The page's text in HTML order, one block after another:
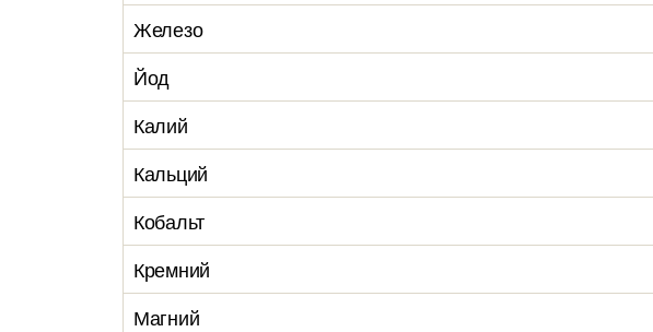
Железо
Йод
Калий
Кальций
Кобальт
Кремний
Магний